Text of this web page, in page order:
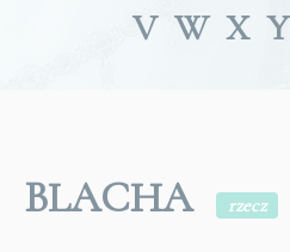
V W X Y
BLACHA rzecz